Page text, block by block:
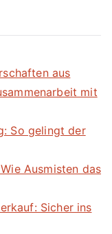
aus
mit
So gelingt der
Ausmisten das
Sicher ins